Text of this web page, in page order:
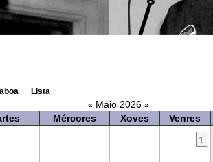
Lista
« Maio 2026 »
Mércores Xoves Venres
1